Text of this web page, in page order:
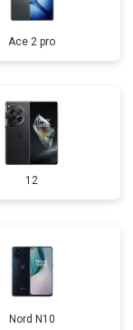
Ace 2 pro
12
Nord N10